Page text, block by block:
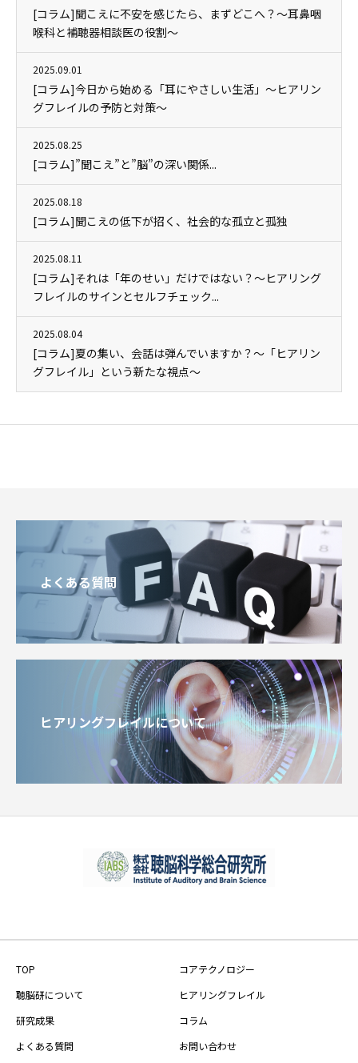
[コラム]聞こえに不安を感じたら、まずどこへ？～耳鼻咽
喉科と補聴器相談医の役割～
2025.09.01
[コラム]今日から始める「耳にやさしい生活」～ヒアリン
グフレイルの予防と対策～
2025.08.25
[コラム]”聞こえ”と”脳”の深い関係...
2025.08.18
[コラム]聞こえの低下が招く、社会的な孤立と孤独
2025.08.11
[コラム]それは「年のせい」だけではない？～ヒアリング
フレイルのサインとセルフチェック...
2025.08.04
[コラム]夏の集い、会話は弾んでいますか？～「ヒアリン
グフレイル」という新たな視点～
よくある質問
ヒアリングフレイルについて
TOP
コアテクノロジー
聴脳研について
ヒアリングフレイル
研究成果
コラム
よくある質問
お問い合わせ